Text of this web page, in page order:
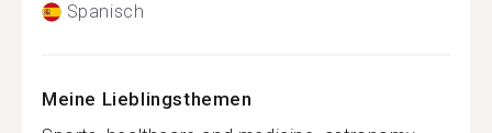
Spanisch
Meine Lieblingsthemen